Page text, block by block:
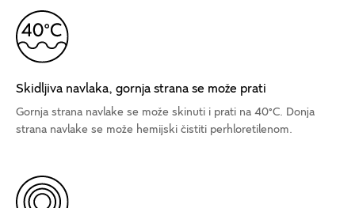
Skidljiva navlaka, gornja strana se može prati
Gornja strana navlake se može skinuti i prati na 40°C. Donja
strana navlake se može hemijski čistiti perhloretilenom.